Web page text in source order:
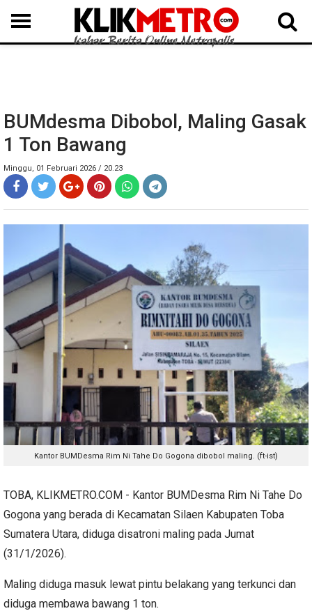
MEDAN LANGKAT DAIRI SAMOSIR TAPUT BATUBARA DELISERDANG
BUMdesma Dibobol, Maling Gasak
1 Ton Bawang
Minggu, 01 Februari 2026 / 20.23
Kantor BUMDesma Rim Ni Tahe Do Gogona dibobol maling. (ft-ist)
TOBA, KLIKMETRO.COM - Kantor BUMDesma Rim Ni Tahe Do
Gogona yang berada di Kecamatan Silaen Kabupaten Toba
Sumatera Utara, diduga disatroni maling pada Jumat
(31/1/2026).
Maling diduga masuk lewat pintu belakang yang terkunci dan
diduga membawa bawang 1 ton.